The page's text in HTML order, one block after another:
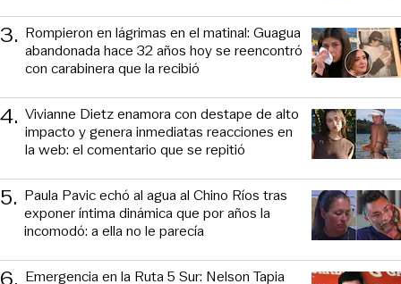
3. Rompieron en lágrimas en el matinal: Guagua
abandonada hace 32 años hoy se reencontró
con carabinera que la recibió
4. Vivianne Dietz enamora con destape de alto
impacto y genera inmediatas reacciones en
la web: el comentario que se repitió
5. Paula Pavic echó al agua al Chino Ríos tras
exponer íntima dinámica que por años la
incomodó: a ella no le parecía
Emergencia en la Ruta 5 Sur: Nelson Tapia